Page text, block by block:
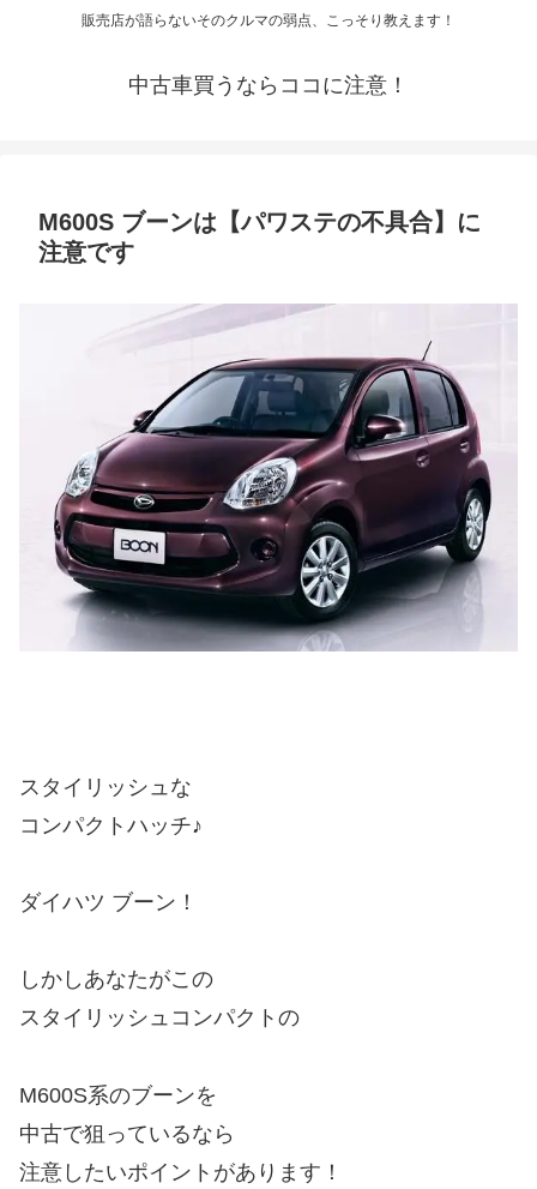
販売店が語らないそのクルマの弱点、こっそり教えます！
中古車買うならココに注意！
M600S ブーンは【パワステの不具合】に
注意です
スタイリッシュな
コンパクトハッチ♪
ダイハツ ブーン！
しかしあなたがこの
スタイリッシュコンパクトの
M600S系のブーンを
中古で狙っているなら
注意したいポイントがあります！